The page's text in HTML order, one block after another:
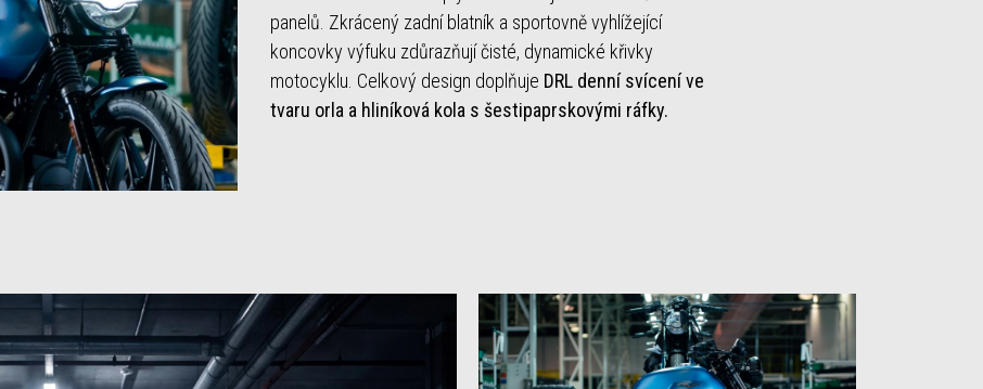
panelů. Zkrácený zadní blatník a sportovně vyhlížející
koncovky výfuku zdůrazňují čisté, dynamické křivky
motocyklu. Celkový design doplňuje DRL denní svícení ve
tvaru orla a hliníková kola s šestipaprskovými ráfky.